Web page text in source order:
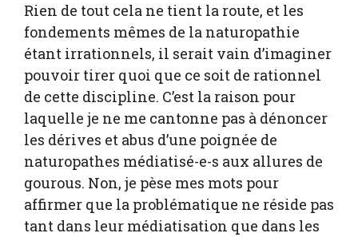
Rien de tout cela ne tient la route, et les
fondements mêmes de la naturopathie
étant irrationnels, il serait vain d’imaginer
pouvoir tirer quoi que ce soit de rationnel
de cette discipline. C’est la raison pour
laquelle je ne me cantonne pas à dénoncer
les dérives et abus d’une poignée de
naturopathes médiatisé-e-s aux allures de
gourous. Non, je pèse mes mots pour
affirmer que la problématique ne réside pas
tant dans leur médiatisation que dans les